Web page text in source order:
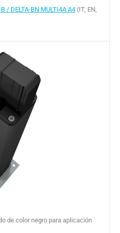
/ DELTA-BN MULTI4A A4 (IT, EN,
de color negro para aplicación